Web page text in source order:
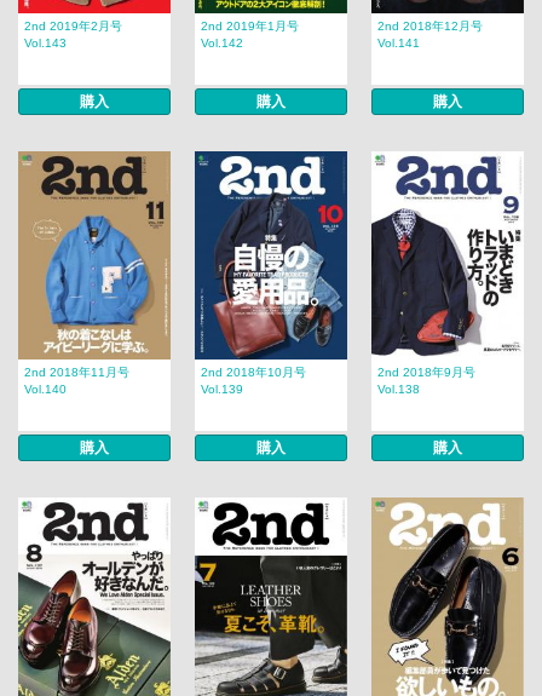
2nd 2019年2月号
Vol.143
購入
2nd 2019年1月号
Vol.142
購入
2nd 2018年12月号
Vol.141
購入
2nd 2018年11月号
Vol.140
購入
2nd 2018年10月号
Vol.139
購入
2nd 2018年9月号
Vol.138
購入